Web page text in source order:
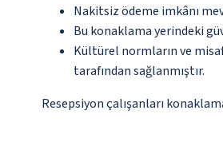
Nakitsiz ödeme imkânı
Bu konaklama yerindeki
Kültürel normların ve
tarafından sağlanmıştır.
Resepsiyon çalışanları